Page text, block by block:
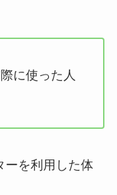
に使った人
ーを利用した体